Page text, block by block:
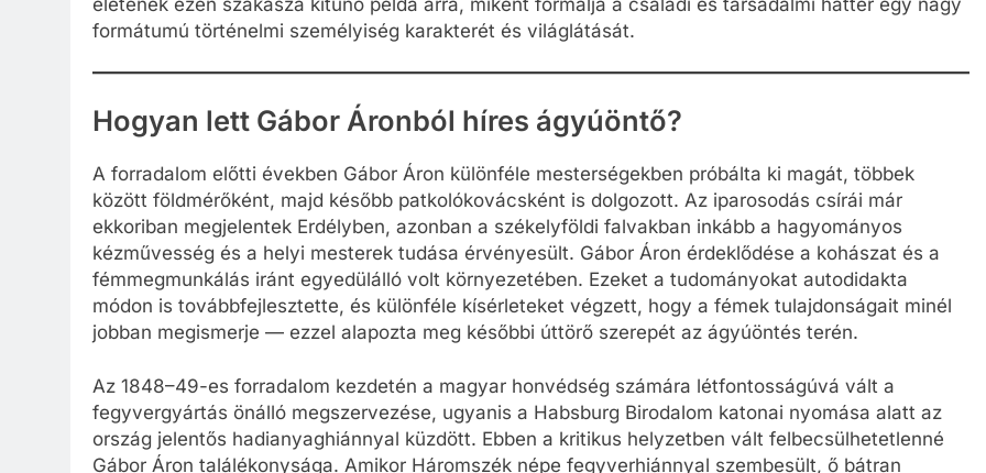
formátumú történelmi személyiség karakterét és világlátását.
Hogyan lett Gábor Áronból híres ágyúöntő?
A forradalom előtti években Gábor Áron különféle mesterségekben próbálta ki magát, többek
között földmérőként, majd később patkolókovácsként is dolgozott. Az iparosodás csírái már
ekkoriban megjelentek Erdélyben, azonban a székelyföldi falvakban inkább a hagyományos
kézművesség és a helyi mesterek tudása érvényesült. Gábor Áron érdeklődése a kohászat és a
fémmegmunkálás iránt egyedülálló volt környezetében. Ezeket a tudományokat autodidakta
módon is továbbfejlesztette, és különféle kísérleteket végzett, hogy a fémek tulajdonságait minél
jobban megismerje — ezzel alapozta meg későbbi úttörő szerepét az ágyúöntés terén.
Az 1848–49-es forradalom kezdetén a magyar honvédség számára létfontosságúvá vált a
fegyvergyártás önálló megszervezése, ugyanis a Habsburg Birodalom katonai nyomása alatt az
ország jelentős hadianyaghiánnyal küzdött. Ebben a kritikus helyzetben vált felbecsülhetetlenné
Gábor Áron találékonysága. Amikor Háromszék népe fegyverhiánnyal szembesült, ő bátran